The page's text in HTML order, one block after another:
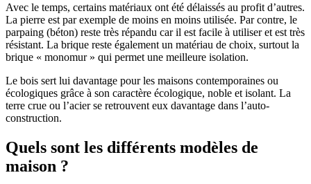
Avec le temps, certains matériaux ont été délaissés au profit d’autres.
La pierre est par exemple de moins en moins utilisée. Par contre, le
parpaing (béton) reste très répandu car il est facile à utiliser et est très
résistant. La brique reste également un matériau de choix, surtout la
brique « monomur » qui permet une meilleure isolation.
Le bois sert lui davantage pour les maisons contemporaines ou
écologiques grâce à son caractère écologique, noble et isolant. La
terre crue ou l’acier se retrouvent eux davantage dans l’auto-
construction.
Quels sont les différents modèles de
maison ?